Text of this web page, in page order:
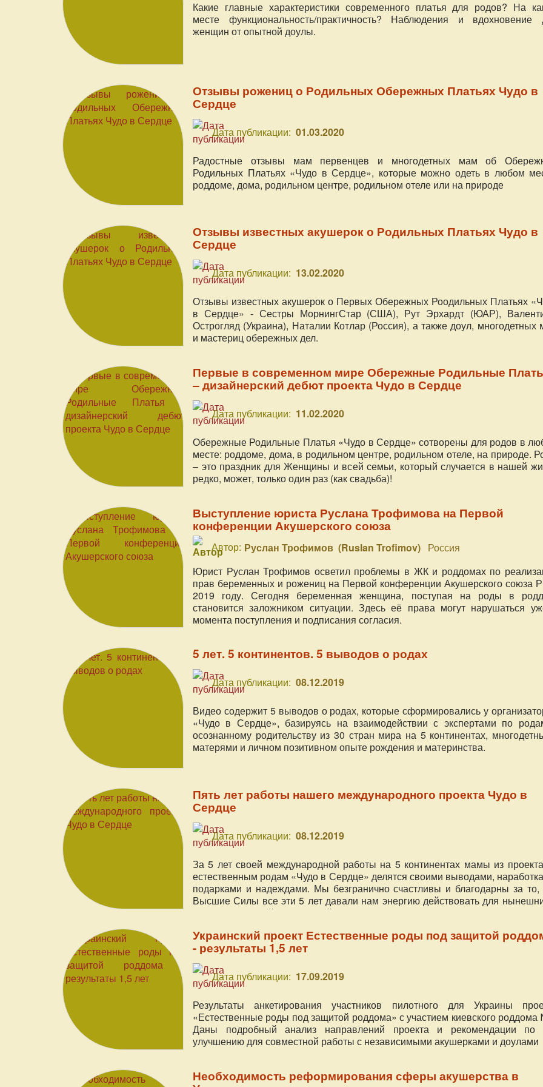
Какие главные характеристики современного платья для родов? На
месте функциональность/практичность? Наблюдения и вдохновение
женщин от опытной доулы.
Отзывы рожениц о Родильных Обережных Платьях Чудо в
Сердце
Дата публикации: 01.03.2020
Радостные отзывы мам первенцев и многодетных мам об
Родильных Платьях «Чудо в Сердце», которые можно одеть в любом
роддоме, дома, родильном центре, родильном отеле или на природе
Отзывы известных акушерок о Родильных Платьях Чудо в
Сердце
Дата публикации: 13.02.2020
Отзывы известных акушерок о Первых Обережных Роодильных Платьях
в Сердце» - Сестры МорнингСтар (США), Рут Эрхардт (ЮАР),
Острогляд (Украина), Наталии Котлар (Россия), а также доул, многодетных
и мастериц обережных дел.
Первые в современном мире Обережные Родильные
– дизайнерский дебют проекта Чудо в Сердце
Дата публикации: 11.02.2020
Обережные Родильные Платья «Чудо в Сердце» сотворены для родов в
месте: роддоме, дома, в родильном центре, родильном отеле, на природе.
– это праздник для Женщины и всей семьи, который случается в нашей
редко, может, только один раз (как свадьба)!
Выступление юриста Руслана Трофимова на Первой
конференции Акушерского союза
Автор: Руслан Трофимов (Ruslan Trofimov) Россия
Юрист Руслан Трофимов осветил проблемы в ЖК и роддомах по
прав беременных и рожениц на Первой конференции Акушерского союза
2019 году. Сегодня беременная женщина, поступая на роды в
становится заложником ситуации. Здесь её права могут нарушаться
момента поступления и подписания согласия.
5 лет. 5 континентов. 5 выводов о родах
Дата публикации: 08.12.2019
Видео содержит 5 выводов о родах, которые сформировались у
«Чудо в Сердце», базируясь на взаимодействии с экспертами по
осознанному родительству из 30 стран мира на 5 континентах,
матерями и личном позитивном опыте рождения и материнства.
Пять лет работы нашего международного проекта Чудо в
Сердце
Дата публикации: 08.12.2019
За 5 лет своей международной работы на 5 континентах мамы из
естественным родам «Чудо в Сердце» делятся своими выводами,
подарками и надеждами. Мы безгранично счастливы и благодарны за то,
Высшие Силы все эти 5 лет давали нам энергию действовать для
будущих матерей и их семей из разных стран, и наполняться ещё
родов и материнства с помощью нашей социальной деятельности позволил
сформулировать 5 выводов о родах, которыми мы с удовольствием
теперь с вами в нашем специальном, приуроченном к нашему юбилею,
Украинский проект Естественные роды под защитой
- результаты 1,5 лет
Дата публикации: 17.09.2019
Результаты анкетирования участников пилотного для Украины
«Естественные роды под защитой роддома» с участием киевского
Даны подробный анализ направлений проекта и рекомендации по
улучшению для совместной работы с независимыми акушерками и доулами
Необходимость реформирования сферы акушерства в